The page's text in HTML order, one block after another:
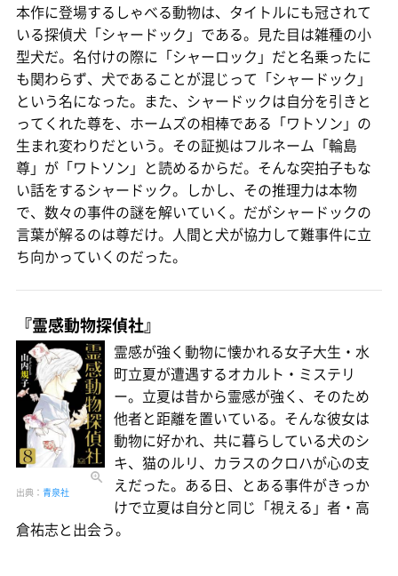
本作に登場するしゃべる動物は、タイトルにも冠されて
いる探偵犬「シャードック」である。見た目は雑種の小
型犬だ。名付けの際に「シャーロック」だと名乗ったに
も関わらず、犬であることが混じって「シャードック」
という名になった。また、シャードックは自分を引きと
ってくれた尊を、ホームズの相棒である「ワトソン」の
生まれ変わりだという。その証拠はフルネーム「輪島
尊」が「ワトソン」と読めるからだ。そんな突拍子もな
い話をするシャードック。しかし、その推理力は本物
で、数々の事件の謎を解いていく。だがシャードックの
言葉が解るのは尊だけ。人間と犬が協力して難事件に立
ち向かっていくのだった。
『霊感動物探偵社』
出典： 青泉社
霊感が強く動物に懐かれる女子大生・水
町立夏が遭遇するオカルト・ミステリ
ー。立夏は昔から霊感が強く、そのため
他者と距離を置いている。そんな彼女は
動物に好かれ、共に暮らしている犬のシ
キ、猫のルリ、カラスのクロハが心の支
えだった。ある日、とある事件がきっか
けで立夏は自分と同じ「視える」者・高
倉祐志と出会う。